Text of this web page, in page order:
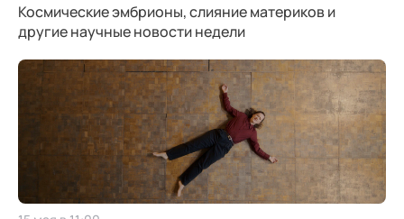
Космические эмбрионы, слияние материков и
другие научные новости недели